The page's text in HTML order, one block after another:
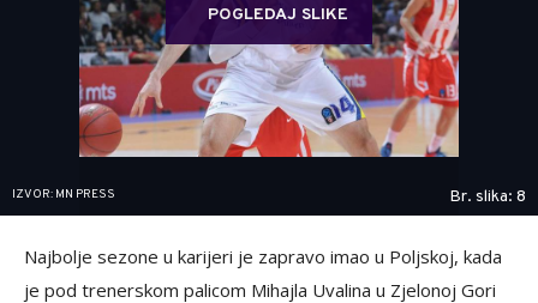
POGLEDAJ SLIKE
IZVOR: MN PRESS Br. slika: 8
Najbolje sezone u karijeri je zapravo imao u Poljskoj, kada
je pod trenerskom palicom Mihajla Uvalina u Zjelonoj Gori